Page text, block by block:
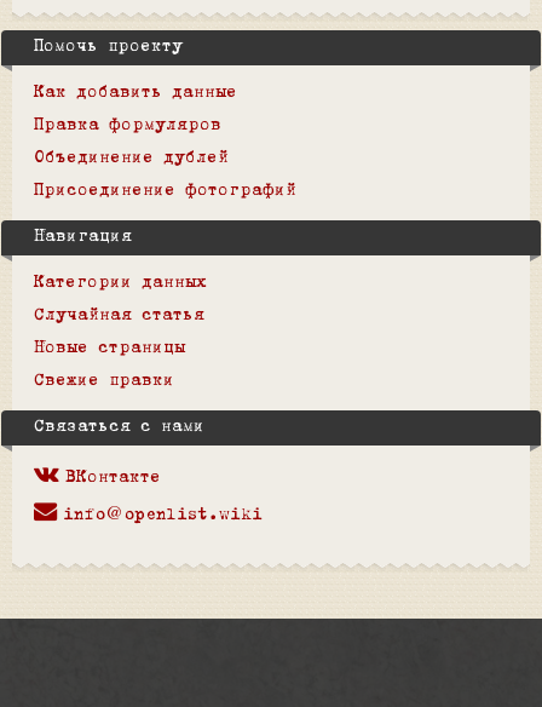
Помочь проекту
Как добавить данные
Правка формуляров
Объединение дублей
Присоединение фотографий
Навигация
Категории данных
Случайная статья
Новые страницы
Свежие правки
Связаться с нами
ВКонтакте
info@openlist.wiki